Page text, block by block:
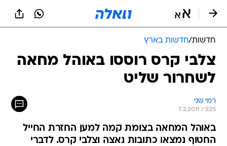
חדשות/חדשות בארץ
צלבי קרס רוססו באוהל מחאה
לשחרור שליט
רמי שני
7.2.2011 / 5:25
באוהל המחאה בצומת קמה למען החזרת החייל
החטוף נמצאו כתובות נאצה וצלבי קרס. לדברי